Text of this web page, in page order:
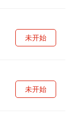
未开始
未开始